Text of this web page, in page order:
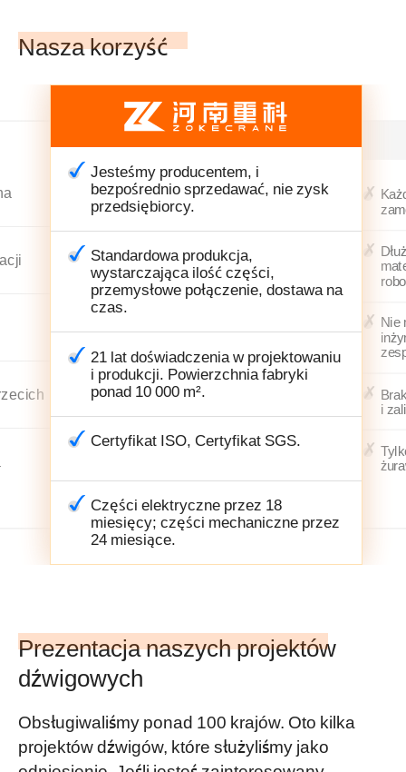
Nasza korzyść
Jesteśmy producentem, i
bezpośrednio sprzedawać, nie zysk
przedsiębiorcy.
Standardowa produkcja,
wystarczająca ilość części,
przemysłowe połączenie, dostawa na
czas.
21 lat doświadczenia w projektowaniu
i produkcji. Powierzchnia fabryki
ponad 10 000 m².
Certyfikat ISO, Certyfikat SGS.
Części elektryczne przez 18
miesięcy; części mechaniczne przez
24 miesiące.
Nie
i
Prezentacja naszych projektów
dźwigowych
Obsługiwaliśmy ponad 100 krajów. Oto kilka
projektów dźwigów, które służyliśmy jako